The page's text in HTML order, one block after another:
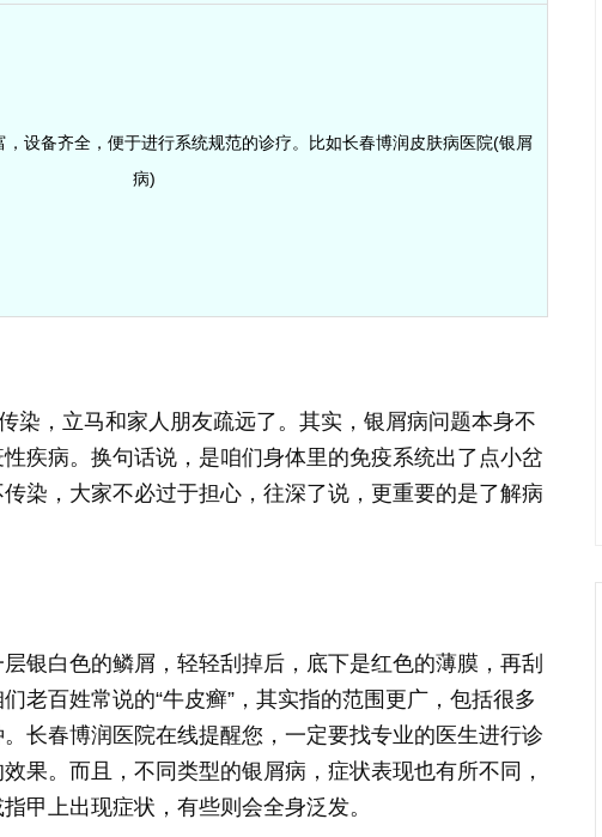
设备齐全，便于进行系统规范的诊疗。比如长春博润皮肤病医院(银屑
病)
染，立马和家人朋友疏远了。其实，银屑病问题本身不
疾病。换句话说，是咱们身体里的免疫系统出了点小岔
染，大家不必过于担心，往深了说，更重要的是了解病
银白色的鳞屑，轻轻刮掉后，底下是红色的薄膜，再刮
老百姓常说的“牛皮癣”，其实指的范围更广，包括很多
长春博润医院在线提醒您，一定要找专业的医生进行诊
果。而且，不同类型的银屑病，症状表现也有所不同，
甲上出现症状，有些则会全身泛发。